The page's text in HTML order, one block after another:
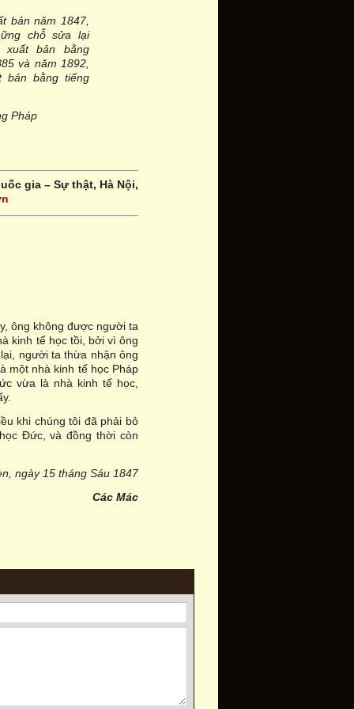
bản năm 1847,
chỗ sửa lại
xuất bản bằng
và năm 1892,
bản bằng tiếng
Pháp
gia – Sự thật, Hà Nội,
ông không được người ta
kinh tế học tồi, bởi vì ông
người ta thừa nhận ông
một nhà kinh tế học Pháp
vừa là nhà kinh tế học,
khi chúng tôi đã phải bỏ
Đức, và đồng thời còn
ngày 15 tháng Sáu 1847
Các Mác